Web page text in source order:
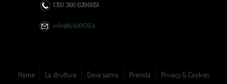
(39) 366 6396651
info@bnb1906.it
Home La struttura Dove siamo Prenota Privacy & Cookies